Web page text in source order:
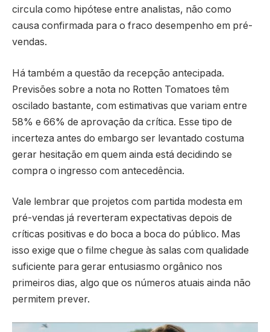
circula como hipótese entre analistas, não como
causa confirmada para o fraco desempenho em pré-
vendas.
Há também a questão da recepção antecipada.
Previsões sobre a nota no Rotten Tomatoes têm
oscilado bastante, com estimativas que variam entre
58% e 66% de aprovação da crítica. Esse tipo de
incerteza antes do embargo ser levantado costuma
gerar hesitação em quem ainda está decidindo se
compra o ingresso com antecedência.
Vale lembrar que projetos com partida modesta em
pré-vendas já reverteram expectativas depois de
críticas positivas e do boca a boca do público. Mas
isso exige que o filme chegue às salas com qualidade
suficiente para gerar entusiasmo orgânico nos
primeiros dias, algo que os números atuais ainda não
permitem prever.